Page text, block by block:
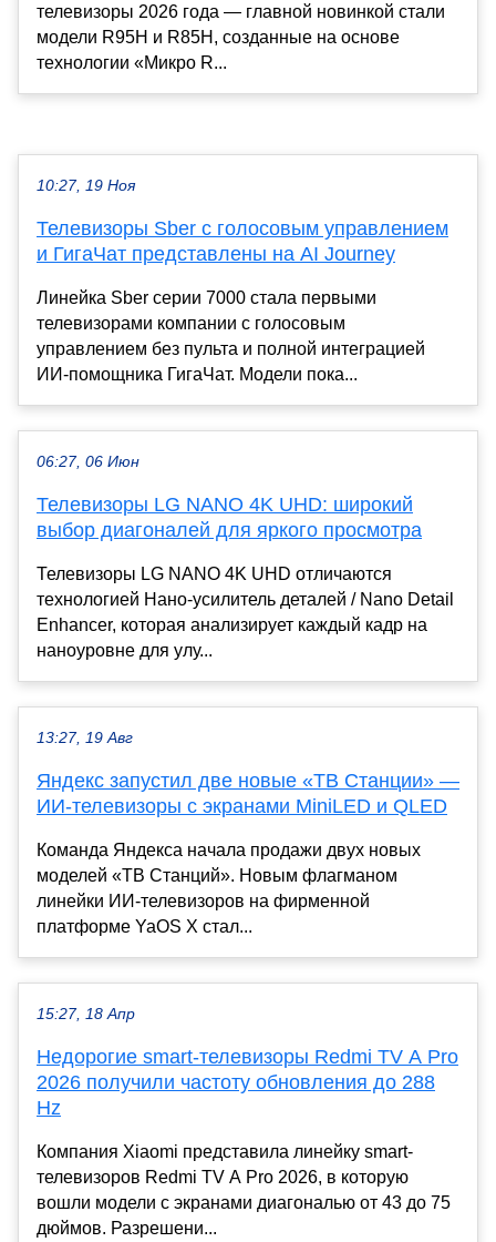
телевизоры 2026 года — главной новинкой стали
модели R95H и R85H, созданные на основе
технологии «Микро R...
10:27, 19 Ноя
Телевизоры Sber с голосовым управлением
и ГигаЧат представлены на AI Journey
Линейка Sber серии 7000 стала первыми
телевизорами компании с голосовым
управлением без пульта и полной интеграцией
ИИ-помощника ГигаЧат. Модели пока...
06:27, 06 Июн
Телевизоры LG NANO 4K UHD: широкий
выбор диагоналей для яркого просмотра
Телевизоры LG NANO 4K UHD отличаются
технологией Нано-усилитель деталей / Nano Detail
Enhancer, которая анализирует каждый кадр на
наноуровне для улу...
13:27, 19 Авг
Яндекс запустил две новые «ТВ Станции» —
ИИ-телевизоры с экранами MiniLED и QLED
Команда Яндекса начала продажи двух новых
моделей «ТВ Станций». Новым флагманом
линейки ИИ-телевизоров на фирменной
платформе YaOS X стал...
15:27, 18 Апр
Недорогие smart-телевизоры Redmi TV A Pro
2026 получили частоту обновления до 288
Hz
Компания Xiaomi представила линейку smart-
телевизоров Redmi TV A Pro 2026, в которую
вошли модели с экранами диагональю от 43 до 75
дюймов. Разрешени...